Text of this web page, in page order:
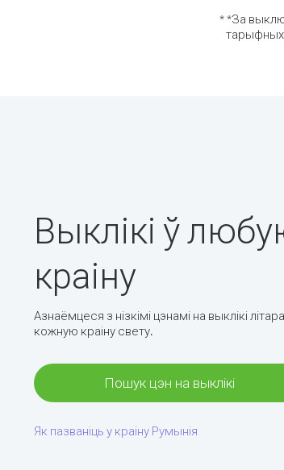
* *За
тарыфных
Выклікі ў
краіну
Азнаёмцеся з нізкімі цэнамі на выклікі
кожную краіну свету.
Пошук цэн на выклікі
Як пазваніць у краіну Румынія